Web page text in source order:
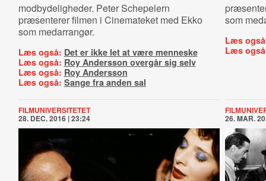
modbydeligheder. Peter Schepelern
præsenterer filmen i Cinemateket med Ekko
som medarrangør.
Læs også: Det er ikke let at være menneske
Læs også: Roy Andersson overgår sig selv
Læs også: Roy Andersson
Læs også: Sange fra anden sal
som
Læs
Læs
FILMUNIVERSITETET
28. DEC. 2016 | 23:24 26. MAR.